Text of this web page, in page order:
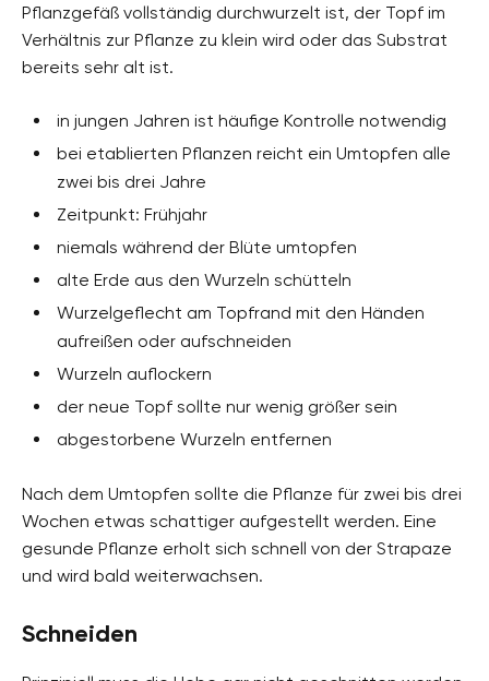
Pflanzgefäß vollständig durchwurzelt ist, der Topf im
Verhältnis zur Pflanze zu klein wird oder das Substrat
bereits sehr alt ist.
in jungen Jahren ist häufige Kontrolle notwendig
bei etablierten Pflanzen reicht ein Umtopfen alle
zwei bis drei Jahre
Zeitpunkt: Frühjahr
niemals während der Blüte umtopfen
alte Erde aus den Wurzeln schütteln
Wurzelgeflecht am Topfrand mit den Händen
aufreißen oder aufschneiden
Wurzeln auflockern
der neue Topf sollte nur wenig größer sein
abgestorbene Wurzeln entfernen
Nach dem Umtopfen sollte die Pflanze für zwei bis drei
Wochen etwas schattiger aufgestellt werden. Eine
gesunde Pflanze erholt sich schnell von der Strapaze
und wird bald weiterwachsen.
Schneiden